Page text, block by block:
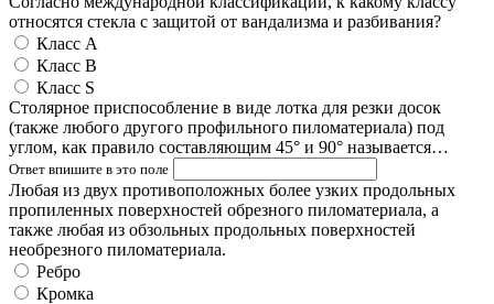
относятся стекла с защитой от вандализма и разбивания?
Класс А
Класс В
Класс S
Столярное приспособление в виде лотка для резки досок
(также любого другого профильного пиломатериала) под
углом, как правило составляющим 45° и 90° называется…
Ответ впишите в это поле
Любая из двух противоположных более узких продольных
пропиленных поверхностей обрезного пиломатериала, а
также любая из обзольных продольных поверхностей
необрезного пиломатериала.
Ребро
Кромка